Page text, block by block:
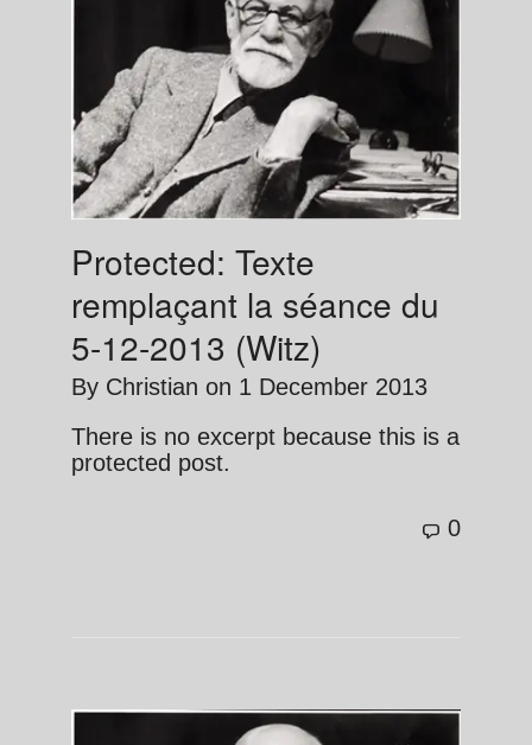
Protected: Texte
remplaçant la séance du
5-12-2013 (Witz)
By Christian on 1 December 2013
There is no excerpt because this is a
protected post.
0